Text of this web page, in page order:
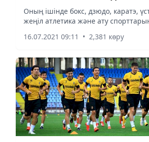
Оның ішінде бокс, дзюдо, каратэ,
жеңіл атлетика және ату
16.07.2021 09:11 • 2,381 көру